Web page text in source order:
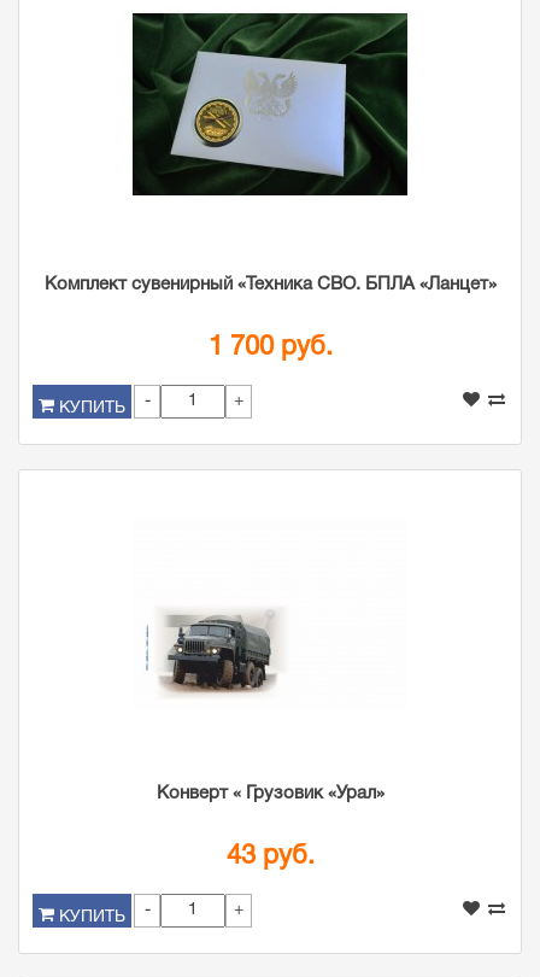
Комплект сувенирный «Техника СВО. БПЛА «Ланцет»
1 700 руб.
КУПИТЬ - +
Конверт « Грузовик «Урал»
43 руб.
КУПИТЬ - +